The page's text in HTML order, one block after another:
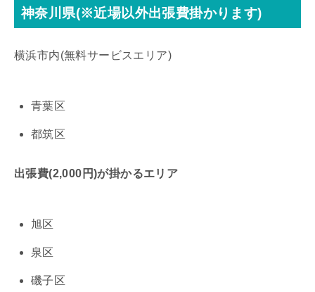
神奈川県(※近場以外出張費掛かります)
横浜市内(無料サービスエリア)
青葉区
都筑区
出張費(2,000円)が掛かるエリア
旭区
泉区
磯子区